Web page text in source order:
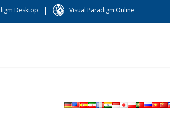
Desktop | Visual Paradigm Online